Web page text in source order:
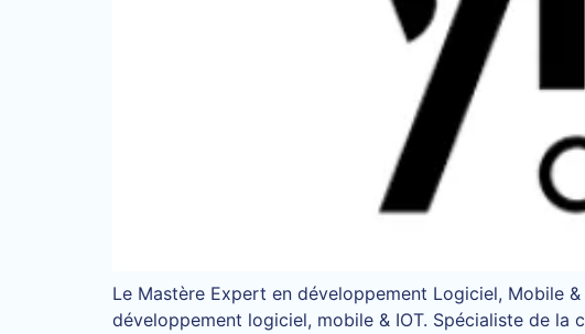
Le Mastère Expert en développement Logiciel, Mobile
développement logiciel, mobile & IOT. Spécialiste de